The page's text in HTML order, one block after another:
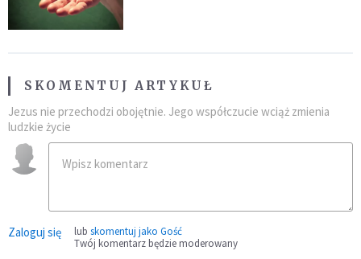
SKOMENTUJ ARTYKUŁ
Jezus nie przechodzi obojętnie. Jego współczucie wciąż zmienia
ludzkie życie
Zaloguj się lub skomentuj jako Gość
Twój komentarz będzie moderowany